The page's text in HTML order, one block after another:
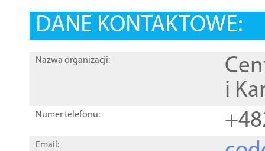
DANE KONTAKTOWE:
Nazwa organizacji:
i
Numer telefonu:
Email: